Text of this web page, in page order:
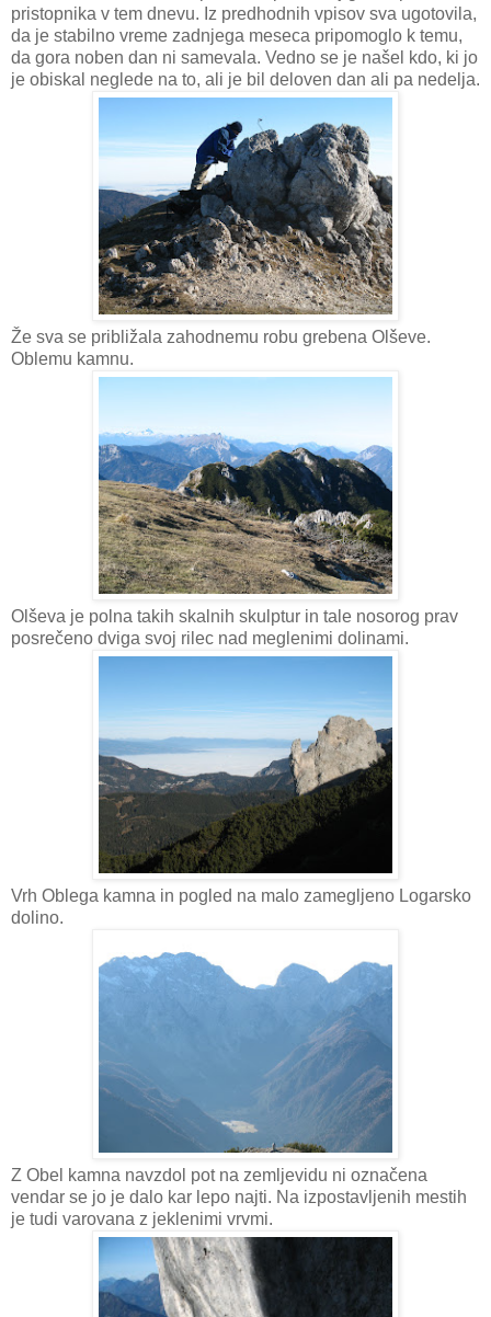
pristopnika v tem dnevu. Iz predhodnih vpisov sva ugotovila,
da je stabilno vreme zadnjega meseca pripomoglo k temu,
da gora noben dan ni samevala. Vedno se je našel kdo, ki jo
je obiskal neglede na to, ali je bil deloven dan ali pa nedelja.
Že sva se približala zahodnemu robu grebena Olševe.
Oblemu kamnu.
Olševa je polna takih skalnih skulptur in tale nosorog prav
posrečeno dviga svoj rilec nad meglenimi dolinami.
Vrh Oblega kamna in pogled na malo zamegljeno Logarsko
dolino.
Z Obel kamna navzdol pot na zemljevidu ni označena
vendar se jo je dalo kar lepo najti. Na izpostavljenih mestih
je tudi varovana z jeklenimi vrvmi.